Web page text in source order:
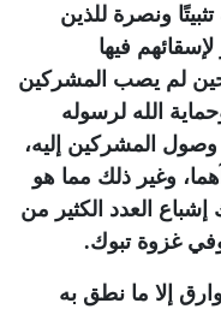
ونصرة للذين
فيها
حين لم يصب المشركين
الله لرسوله
المشركين إليه،
وغير ذلك مما هو
العدد الكثير من
غزوة تبوك.
إلا ما نطق به